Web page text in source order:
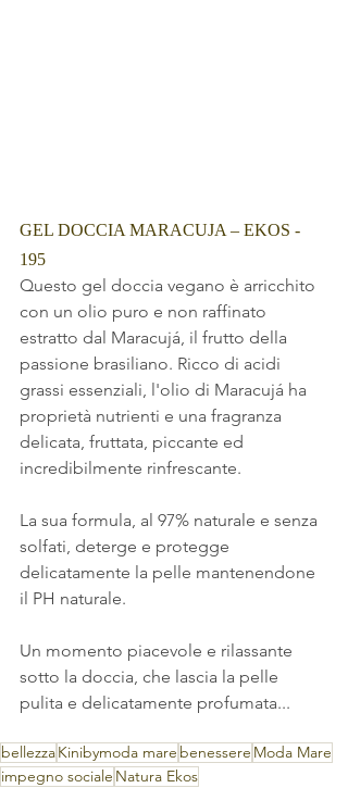
GEL DOCCIA MARACUJA – EKOS -
195
Questo gel doccia vegano è arricchito
con un olio puro e non raffinato
estratto dal Maracujá, il frutto della
passione brasiliano. Ricco di acidi
grassi essenziali, l'olio di Maracujá ha
proprietà nutrienti e una fragranza
delicata, fruttata, piccante ed
incredibilmente rinfrescante.
La sua formula, al 97% naturale e senza
solfati, deterge e protegge
delicatamente la pelle mantenendone
il PH naturale.
Un momento piacevole e rilassante
sotto la doccia, che lascia la pelle
pulita e delicatamente profumata...
bellezzaKinibymoda mare benessere Moda Mare
impegno sociale Natura Ekos